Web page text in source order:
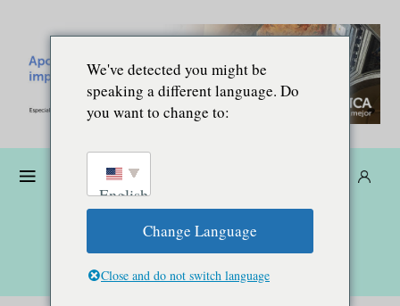
We've detected you might be
speaking a different language. Do
you want to change to:
English
Change Language
Close and do not switch language